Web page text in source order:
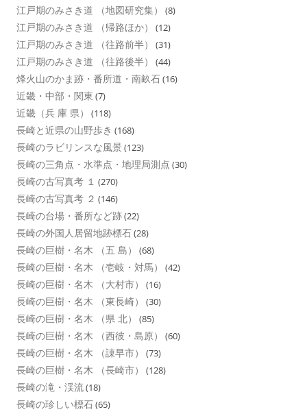
江戸期のみさき道 （地図研究集） (8)
江戸期のみさき道 （帰路ほか） (12)
江戸期のみさき道 （往路前半） (31)
江戸期のみさき道 （往路後半） (44)
烽火山のかま跡・番所道・南畝石(16)
近畿・中部・関東 (7)
近畿（兵 庫 県） (118)
長崎と近県の山野歩き (168)
長崎のラビリンスな風景 (123)
長崎の三角点・水準点・地理局測点 (30)
長崎の古写真考 １ (270)
長崎の古写真考 ２ (146)
長崎の台場・番所など跡(22)
長崎の外国人居留地跡標石(28)
長崎の巨樹・名木 （五 島） (68)
長崎の巨樹・名木 （壱岐・対馬） (42)
長崎の巨樹・名木 （大村市） (16)
長崎の巨樹・名木 （東長崎） (30)
長崎の巨樹・名木 （県 北） (85)
長崎の巨樹・名木 （西彼・島原） (60)
長崎の巨樹・名木 （諌早市） (73)
長崎の巨樹・名木 （長崎市） (128)
長崎の滝・渓流(18)
長崎の珍しい標石(65)